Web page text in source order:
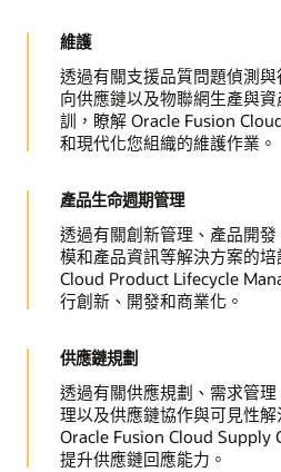
維護
透過有關支援品質問題偵測
向供應鏈以及物聯網生產與
訓，瞭解 Oracle Fusion
和現代化您組織的維護作業。
產品生命週期管理
透過有關創新管理、產品開
模和產品資訊等解決方案的
Cloud Product Lifecycle
行創新、開發和商業化。
供應鏈規劃
透過有關供應規劃、需求管
理以及供應鏈協作與可見性
Oracle Fusion Cloud Supply
提升供應鏈回應能力。